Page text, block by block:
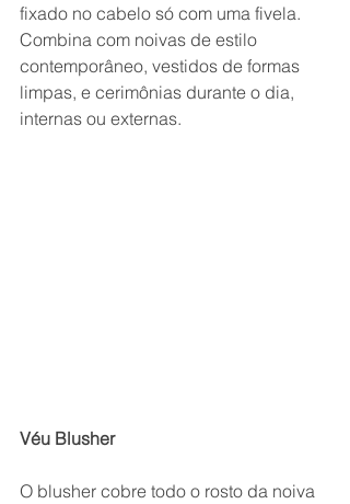
fixado no cabelo só com uma fivela.
Combina com noivas de estilo
contemporâneo, vestidos de formas
limpas, e cerimônias durante o dia,
internas ou externas.
Véu Blusher
O blusher cobre todo o rosto da noiva